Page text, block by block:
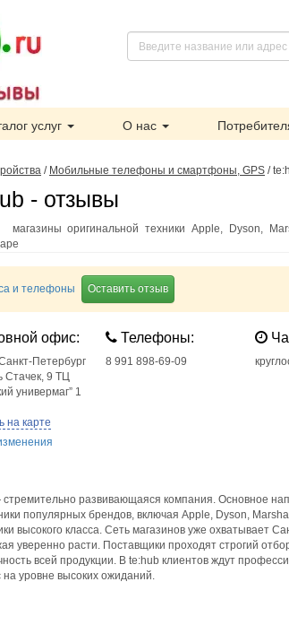
услуг О нас
/ Мобильные телефоны и смартфоны, GPS /
- отзывы
магазины оригинальной техники Apple, Dyson,
и телефоны Оставить отзыв
офис:
Петербург
Стачек, 9 ТЦ
универмаг” 1
на карте
Телефоны:
8 991 898-69-09
развивающаяся компания. Основное
популярных брендов, включая Apple, Dyson,
высокого класса. Сеть магазинов уже охватывает
уверенно расти. Поставщики проходят строгий
всей продукции. В te:hub клиентов ждут
на уровне высоких ожиданий.